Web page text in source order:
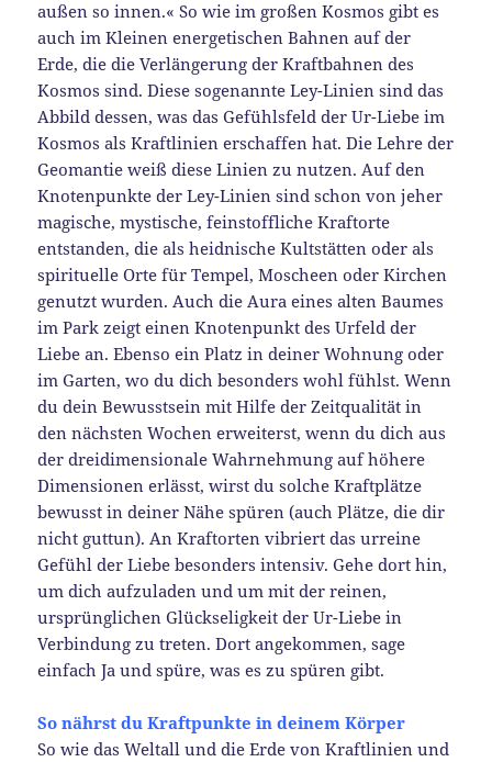
außen so innen.« So wie im großen Kosmos gibt es
auch im Kleinen energetischen Bahnen auf der
Erde, die die Verlängerung der Kraftbahnen des
Kosmos sind. Diese sogenannte Ley-Linien sind das
Abbild dessen, was das Gefühlsfeld der Ur-Liebe im
Kosmos als Kraftlinien erschaffen hat. Die Lehre der
Geomantie weiß diese Linien zu nutzen. Auf den
Knotenpunkte der Ley-Linien sind schon von jeher
magische, mystische, feinstoffliche Kraftorte
entstanden, die als heidnische Kultstätten oder als
spirituelle Orte für Tempel, Moscheen oder Kirchen
genutzt wurden. Auch die Aura eines alten Baumes
im Park zeigt einen Knotenpunkt des Urfeld der
Liebe an. Ebenso ein Platz in deiner Wohnung oder
im Garten, wo du dich besonders wohl fühlst. Wenn
du dein Bewusstsein mit Hilfe der Zeitqualität in
den nächsten Wochen erweiterst, wenn du dich aus
der dreidimensionale Wahrnehmung auf höhere
Dimensionen erlässt, wirst du solche Kraftplätze
bewusst in deiner Nähe spüren (auch Plätze, die dir
nicht guttun). An Kraftorten vibriert das urreine
Gefühl der Liebe besonders intensiv. Gehe dort hin,
um dich aufzuladen und um mit der reinen,
ursprünglichen Glückseligkeit der Ur-Liebe in
Verbindung zu treten. Dort angekommen, sage
einfach Ja und spüre, was es zu spüren gibt.
So nährst du Kraftpunkte in deinem Körper
So wie das Weltall und die Erde von Kraftlinien und